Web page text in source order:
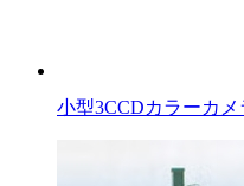
小型3CCDカラーカ